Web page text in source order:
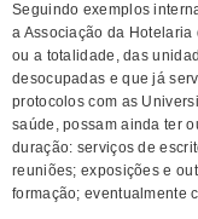
Seguindo exemplos
a Associação da
ou a totalidade, das
desocupadas e que já
protocolos com as
saúde, possam ainda ter
duração: serviços de
reuniões; exposições e
formação; eventualmente